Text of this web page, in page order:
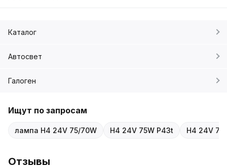
Каталог
Автосвет
Галоген
Ищут по запросам
лампа H4 24V 75/70W H4 24V 75W P43t H4 24V
Отзывы